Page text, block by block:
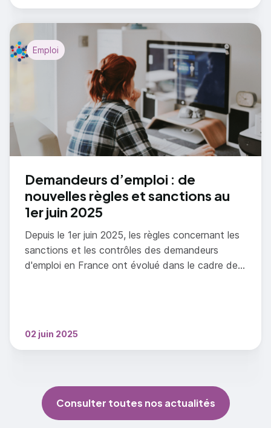
Demandeurs d’emploi : de
nouvelles règles et sanctions au
1er juin 2025
Depuis le 1er juin 2025, les règles concernant les
sanctions et les contrôles des demandeurs
d'emploi en France ont évolué dans le cadre de
02 juin 2025
Emploi
Consulter toutes nos actualités